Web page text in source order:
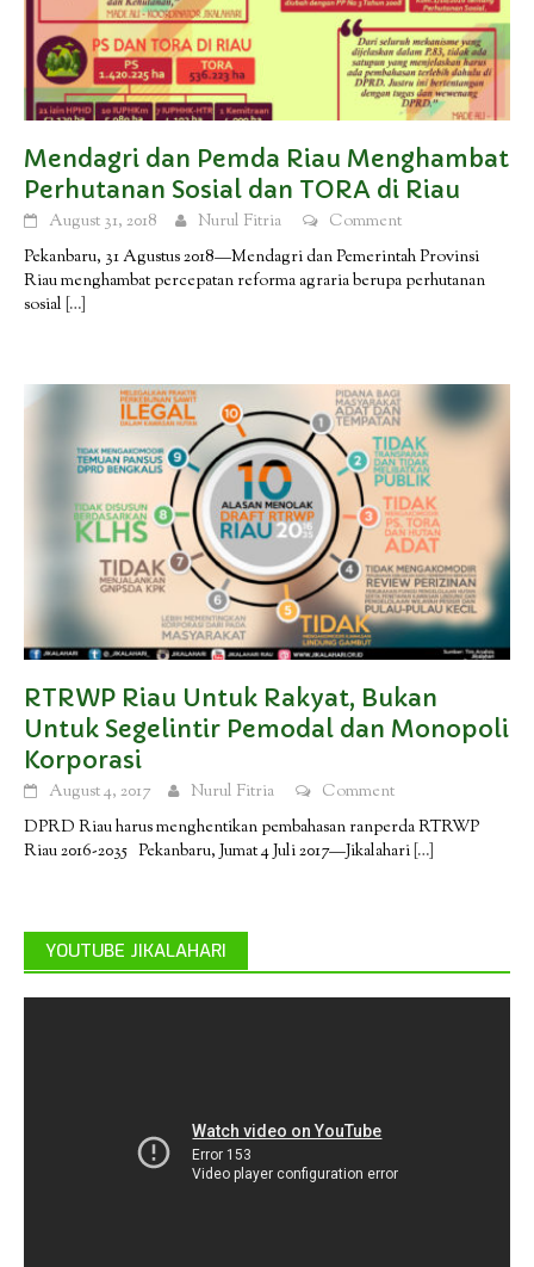
Mendagri dan Pemda Riau Menghambat
Perhutanan Sosial dan TORA di Riau
August 31, 2018 Nurul Fitria
Comment
Pekanbaru, 31 Agustus 2018—Mendagri dan Pemerintah Provinsi
Riau menghambat percepatan reforma agraria berupa perhutanan
sosial […]
RTRWP Riau Untuk Rakyat, Bukan
Untuk Segelintir Pemodal dan Monopoli
Korporasi
August 4, 2017 Nurul Fitria
Comment
DPRD Riau harus menghentikan pembahasan ranperda RTRWP
Riau 2016-2035 Pekanbaru, Jumat 4 Juli 2017—Jikalahari […]
YOUTUBE JIKALAHARI